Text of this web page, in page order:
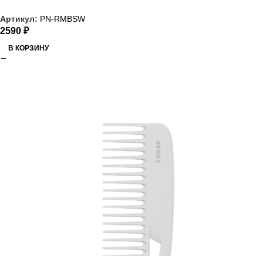
Артикул: PN-RMBSW
2590 ₽
В КОРЗИНУ